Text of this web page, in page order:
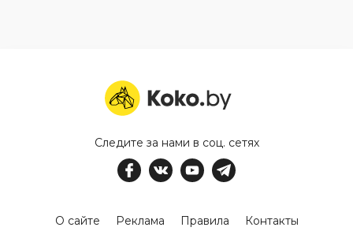
Следите за нами в соц. сетях
О сайте Реклама Правила Контакты